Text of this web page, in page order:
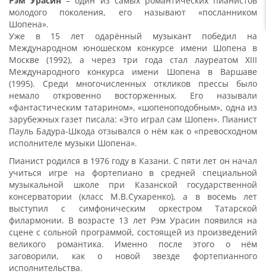
молодого поколения, его называют «посланником
Шопена».
Уже в 15 лет одарённый музыкант победил на
Международном юношеском конкурсе имени Шопена в
Москве (1992), а через три года стал лауреатом XIII
Международного конкурса имени Шопена в Варшаве
(1995). Среди многочисленных откликов прессы было
немало откровенно восторженных. Его называли
«фантастическим татарином», «шопеноподобным», одна из
зарубежных газет писала: «Это играл сам Шопен». Пианист
Пауль Бадура-Шкода отзывался о нём как о «превосходном
исполнителе музыки Шопена».
Пианист родился в 1976 году в Казани. С пяти лет он начал
учиться игре на фортепиано в средней специальной
музыкальной школе при Казанской государственной
консерватории (класс М.В.Сухаренко), а в восемь лет
выступил с симфоническим оркестром Татарской
филармонии. В возрасте 13 лет Рэм Урасин появился на
сцене с сольной программой, состоящей из произведений
великого романтика. Именно после этого о нём
заговорили, как о новой звезде фортепианного
исполнительства.